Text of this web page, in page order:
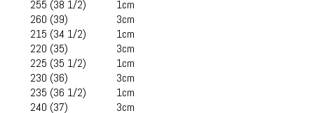
255 (38 1/2)
260 (39)
215 (34 1/2)
220 (35)
225 (35 1/2)
230 (36)
235 (36 1/2)
240 (37)
1cm
3cm
1cm
3cm
1cm
3cm
1cm
3cm